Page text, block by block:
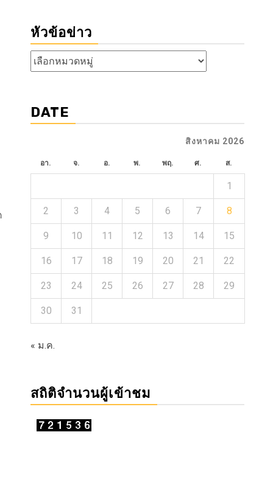
หัวข้อข่าว
หัวข้อ
ข่าว
DATE
สิงหาคม 2026
อา. จ. อ. พ. พฤ. ศ. ส.
1
2 3 4 5 6 7 8
9 10 11 12 13 14 15
16 17 18 19 20 21 22
23 24 25 26 27 28 29
30 31
« ม.ค.
สถิติจำนวนผู้เข้าชม